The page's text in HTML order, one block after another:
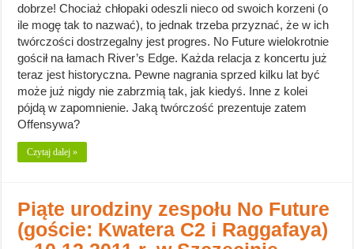
dobrze! Chociaż chłopaki odeszli nieco od swoich korzeni (o
ile mogę tak to nazwać), to jednak trzeba przyznać, że w ich
twórczości dostrzegalny jest progres. No Future wielokrotnie
gościł na łamach River’s Edge. Każda relacja z koncertu już
teraz jest historyczna. Pewne nagrania sprzed kilku lat być
może już nigdy nie zabrzmią tak, jak kiedyś. Inne z kolei
pójdą w zapomnienie. Jaką twórczość prezentuje zatem
Offensywa?
Czytaj dalej »
Piąte urodziny zespołu No Future
(goście: Kwatera C2 i Raggafaya)